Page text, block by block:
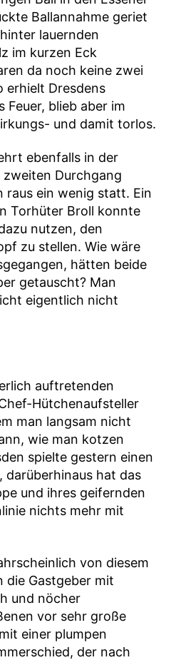
Ballannahme geriet
lauernden
im kurzen Eck
da noch keine zwei
erhielt Dresdens
Feuer, blieb aber im
und damit torlos.
ebenfalls in der
Durchgang
ein wenig statt. Ein
Torhüter Broll konnte
nutzen, den
zu stellen. Wie wäre
hätten beide
getauscht? Man
eigentlich nicht
auftretenden
Hütchenaufsteller
man langsam nicht
wie man kotzen
spielte gestern einen
darüberhinaus hat das
und ihres geifernden
nichts mehr mit
von diesem
die Gastgeber mit
und nöcher
vor sehr große
einer plumpen
der nach